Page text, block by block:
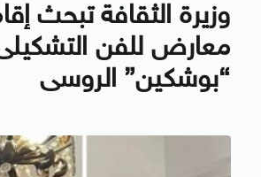
وزيرة الثقافة تبحث
معارض للفن
“بوشكين” الروسى